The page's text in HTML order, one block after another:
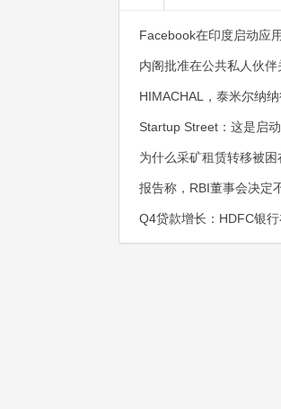
Facebook在印度启动应
内阁批准在公共私人伙伴
HIMACHAL，泰米尔纳纳
Startup Street：这是启
为什么采矿租赁转移被
报告称，RBI董事会决定
Q4贷款增长：HDFC银